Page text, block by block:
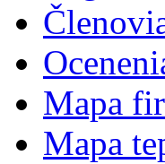
Mapa
Mapa